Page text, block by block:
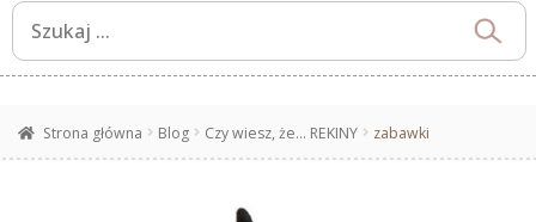
Strona główna Blog Czy wiesz, że… REKINY zabawki